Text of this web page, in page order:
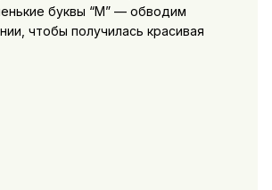
буквы “М” — обводим
чтобы получилась красивая